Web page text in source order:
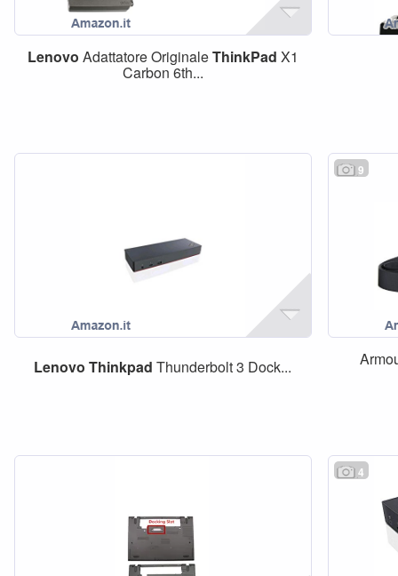
Lenovo Adattatore OriginaleThinkPad X1
Carbon 6th...
Lenovo Thinkpad Thunderbolt 3 Dock...
9
4